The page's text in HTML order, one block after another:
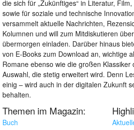
die sich für „Zukünftiges“ in Literatur,
sowie für soziale und technische
versammelt aktuelle Nachrichten,
Kolumnen und will zum Mitdiskutieren
übermorgen einladen. Darüber hinaus
von E-Books zum Download an, wichtige
Romane ebenso wie die großen Klassiker
Auswahl, die stetig erweitert wird. Denn
einig – wird auch in der digitalen Zukunft
behalten.
Themen im Magazin:
Buch